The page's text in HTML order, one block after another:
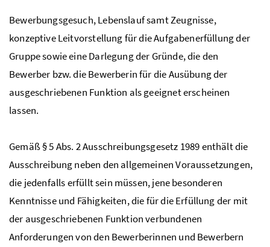
Bewerbungsgesuch, Lebenslauf samt Zeugnisse,
konzeptive Leitvorstellung für die Aufgabenerfüllung der
Gruppe sowie eine Darlegung der Gründe, die den
Bewerber bzw. die Bewerberin für die Ausübung der
ausgeschriebenen Funktion als geeignet erscheinen
lassen.
Gemäß§5Abs. 2 Ausschreibungsgesetz 1989 enthält die
Ausschreibung neben den allgemeinen Voraussetzungen,
die jedenfalls erfüllt sein müssen, jene besonderen
Kenntnisse und Fähigkeiten, die für die Erfüllung der mit
der ausgeschriebenen Funktion verbundenen
Anforderungen von den Bewerberinnen und Bewerbern